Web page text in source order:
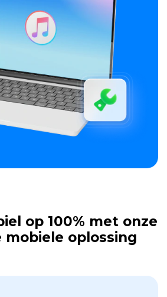
op 100% met onze
mobiele oplossing